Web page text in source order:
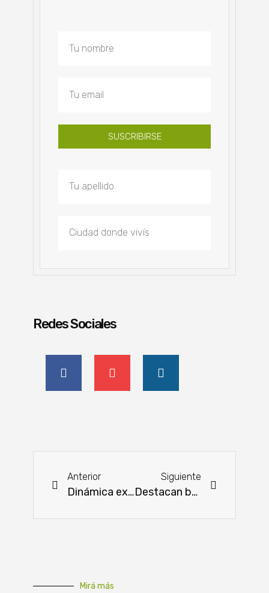
SUSCRIBIRSE
Redes Sociales
Anterior
Dinámica exportación de maíz se da por la producción récord
Siguiente
Destacan buenos resultados en los trabajos de Sistema de Alerta Temprana (SAT) paraguayo
Mirá más